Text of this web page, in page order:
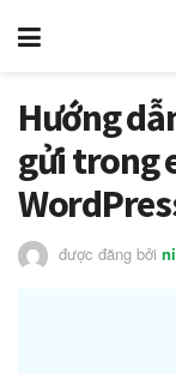
Hướng
gửi trong
được đăng bởi